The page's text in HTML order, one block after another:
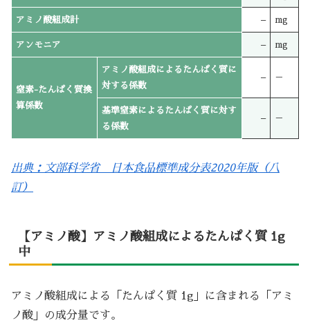
アミノ酸組成計 – mg
アンモニア – mg
窒素-たんぱく質換
算係数
アミノ酸組成によるたんぱく質に
対する係数
– －
基準窒素によるたんぱく質に対す
る係数
– －
出典：文部科学省 日本食品標準成分表2020年版（八
訂）
【アミノ酸】アミノ酸組成によるたんぱく質 1g
中
アミノ酸組成による「たんぱく質 1g」に含まれる「アミ
ノ酸」の成分量です。